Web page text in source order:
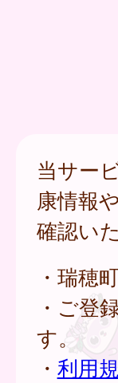
当サー
康情報
確認い
・瑞穂
・ご登
す。
・ 利用